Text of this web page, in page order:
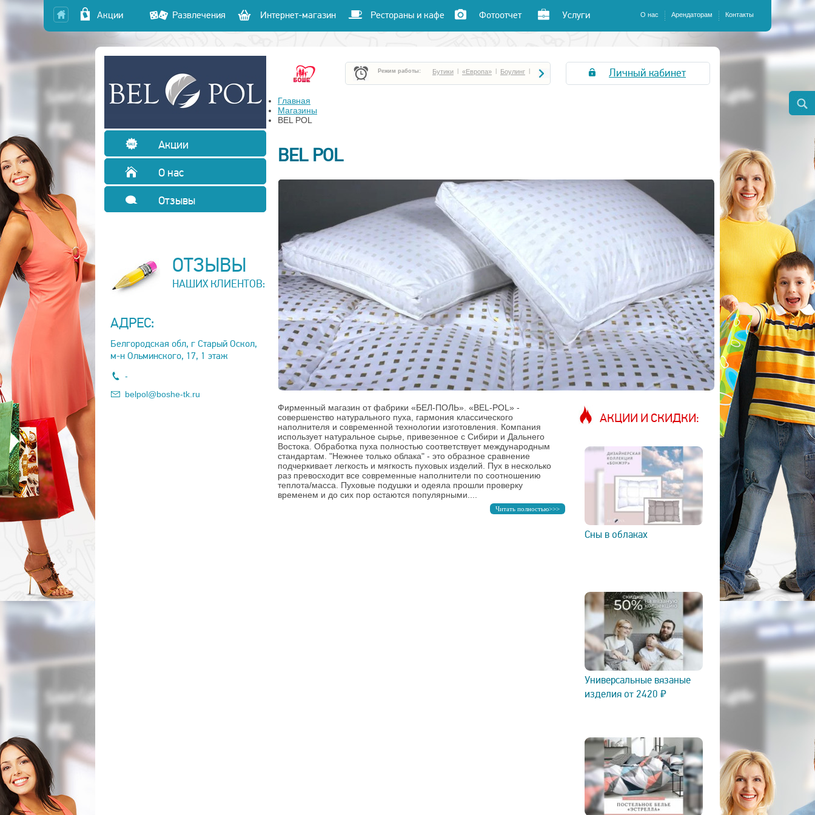
Акции Развлечения Интернет-магазин Рестораны и кафе Фотоотчет Услуги О нас Арендаторам Контакты
Акции
О нас
Отзывы
ОТЗЫВЫ
НАШИХ КЛИЕНТОВ:
АДРЕС:
Белгородская обл, г Старый Оскол,
м-н Ольминского, 17, 1 этаж
-
belpol@boshe-tk.ru
Режим работы: Бутики «Европа» Боулинг Личный кабинет
Главная
Магазины
BEL POL
BEL POL
Фирменный магазин от фабрики «БЕЛ-ПОЛЬ». «BEL-POL» -
совершенство натурального пуха, гармония классического
наполнителя и современной технологии изготовления. Компания
использует натуральное сырье, привезенное с Сибири и Дальнего
Востока. Обработка пуха полностью соответствует международным
стандартам. "Нежнее только облака" - это образное сравнение
подчеркивает легкость и мягкость пуховых изделий. Пух в несколько
раз превосходит все современные наполнители по соотношению
теплота/масса. Пуховые подушки и одеяла прошли проверку
временем и до сих пор остаются популярными....
Читать полностью>>>
АКЦИИ И СКИДКИ:
Сны в облаках
Универсальные вязаные
изделия от 2420 ₽